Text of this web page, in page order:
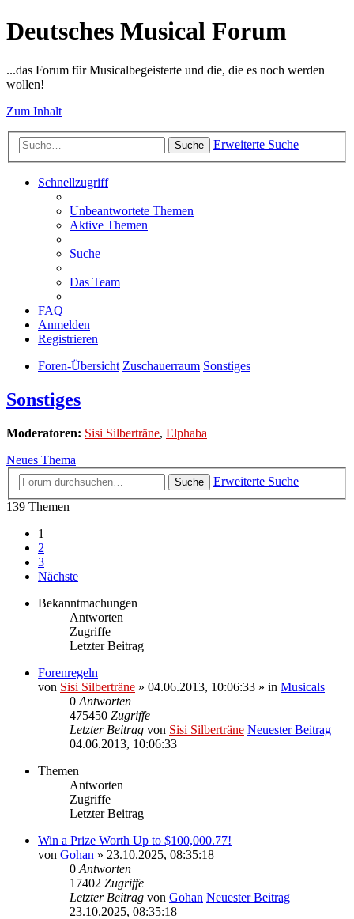
Deutsches Musical Forum
...das Forum für Musicalbegeisterte und die, die es noch werden
wollen!
Zum Inhalt
Suche Erweiterte Suche
Schnellzugriff
Unbeantwortete Themen
Aktive Themen
Suche
Das Team
FAQ
Anmelden
Registrieren
Foren-Übersicht Zuschauerraum Sonstiges
Sonstiges
Moderatoren: Sisi Silberträne, Elphaba
Neues Thema
Suche
Erweiterte Suche
139 Themen
1
2
3
Nächste
Bekanntmachungen
Antworten
Zugriffe
Letzter Beitrag
Forenregeln
von Sisi Silberträne » 04.06.2013, 10:06:33 » in Musicals
0 Antworten
475450 Zugriffe
Letzter Beitrag von Sisi Silberträne Neuester Beitrag
04.06.2013, 10:06:33
Themen
Antworten
Zugriffe
Letzter Beitrag
Win a Prize Worth Up to $100,000.77!
von Gohan » 23.10.2025, 08:35:18
0 Antworten
17402 Zugriffe
Letzter Beitrag von Gohan Neuester Beitrag
23.10.2025, 08:35:18